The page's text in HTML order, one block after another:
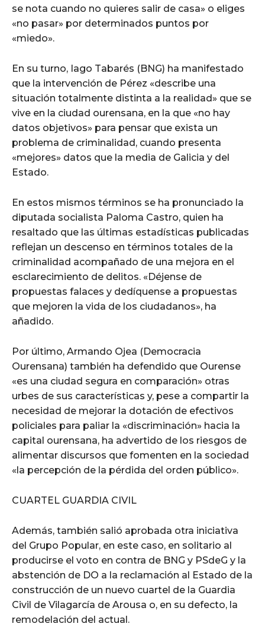
se nota cuando no quieres salir de casa» o eliges
«no pasar» por determinados puntos por
«miedo».
En su turno, Iago Tabarés (BNG) ha manifestado
que la intervención de Pérez «describe una
situación totalmente distinta a la realidad» que se
vive en la ciudad ourensana, en la que «no hay
datos objetivos» para pensar que exista un
problema de criminalidad, cuando presenta
«mejores» datos que la media de Galicia y del
Estado.
En estos mismos términos se ha pronunciado la
diputada socialista Paloma Castro, quien ha
resaltado que las últimas estadísticas publicadas
reflejan un descenso en términos totales de la
criminalidad acompañado de una mejora en el
esclarecimiento de delitos. «Déjense de
propuestas falaces y dedíquense a propuestas
que mejoren la vida de los ciudadanos», ha
añadido.
Por último, Armando Ojea (Democracia
Ourensana) también ha defendido que Ourense
«es una ciudad segura en comparación» otras
urbes de sus características y, pese a compartir la
necesidad de mejorar la dotación de efectivos
policiales para paliar la «discriminación» hacia la
capital ourensana, ha advertido de los riesgos de
alimentar discursos que fomenten en la sociedad
«la percepción de la pérdida del orden público».
CUARTEL GUARDIA CIVIL
Además, también salió aprobada otra iniciativa
del Grupo Popular, en este caso, en solitario al
producirse el voto en contra de BNG y PSdeG y la
abstención de DO a la reclamación al Estado de la
construcción de un nuevo cuartel de la Guardia
Civil de Vilagarcía de Arousa o, en su defecto, la
remodelación del actual.